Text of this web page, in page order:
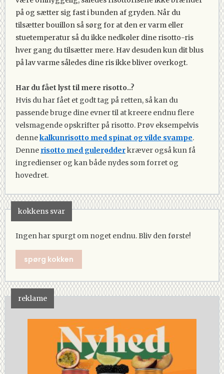
på og sætter sig fast i bunden af gryden. Når du
tilsætter bouillon så sørg for at den er varm eller
stuetemperatur så du ikke nedkøler dine risotto-ris
hver gang du tilsætter mere. Hav desuden kun dit blus
på lav varme således dine ris ikke bliver overkogt.
Har du fået lyst til mere risotto..?
Hvis du har fået et godt tag på retten, så kan du
passende bruge dine evner til at kreere endnu flere
velsmagende opskrifter på risotto. Prøv eksempelvis
dennekalkunrisotto med spinat og vilde svampe.
Denne risotto med gulerødderkræver også kun få
ingredienser og kan både nydes som forret og
hovedret.
kokkens svar
Ingen har spurgt om noget endnu. Bliv den første!
spørg kokken
reklame